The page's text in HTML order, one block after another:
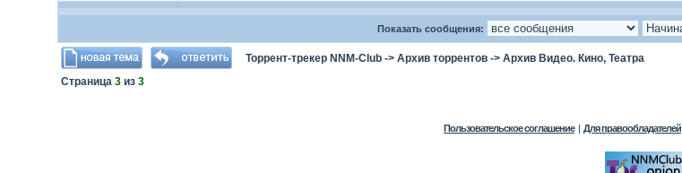
Показать сообщения:
Торрент-трекер NNM-Club-> Архив торрентов-> Архив Видео. Кино, Театра
Страница 3из 3
Пользовательское соглашение | Для правообладателей